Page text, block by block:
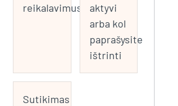
reikalavimus)
aktyvi
arba kol
paprašysite
ištrinti
Sutikimas